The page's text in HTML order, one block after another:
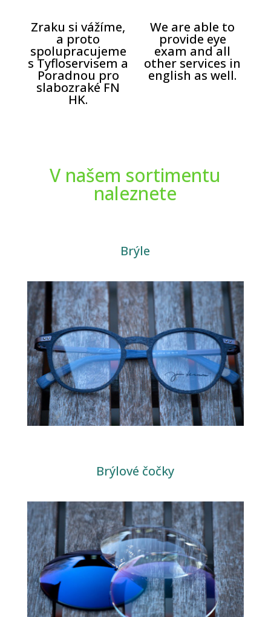
Zraku si vážíme,
a proto
spolupracujeme
s Tyfloservisem a
Poradnou pro
slabozraké FN
HK.
We are able to
provide eye
exam and all
other services in
english as well.
V našem sortimentu
naleznete
Brýle
Brýlové čočky